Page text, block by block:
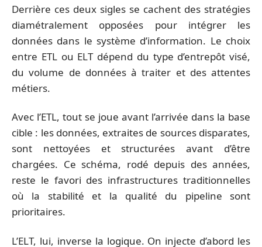
Derrière ces deux sigles se cachent des stratégies
diamétralement opposées pour intégrer les
données dans le système d’information. Le choix
entre ETL ou ELT dépend du type d’entrepôt visé,
du volume de données à traiter et des attentes
métiers.
Avec l’ETL, tout se joue avant l’arrivée dans la base
cible : les données, extraites de sources disparates,
sont nettoyées et structurées avant d’être
chargées. Ce schéma, rodé depuis des années,
reste le favori des infrastructures traditionnelles
où la stabilité et la qualité du pipeline sont
prioritaires.
L’ELT, lui, inverse la logique. On injecte d’abord les